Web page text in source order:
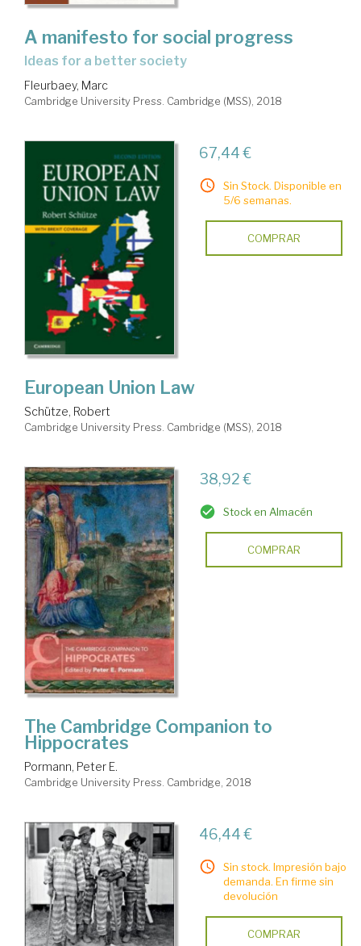
A manifesto for social progress
ideas for a better society
Fleurbaey, Marc
Cambridge University Press. Cambridge (MSS), 2018
67,44 €
Sin Stock. Disponible en
5/6 semanas.
COMPRAR
European Union Law
Schütze, Robert
Cambridge University Press. Cambridge (MSS), 2018
38,92 €
Stock en Almacén
COMPRAR
The Cambridge Companion to
Hippocrates
Pormann, Peter E.
Cambridge University Press. Cambridge, 2018
46,44 €
Sin stock. Impresión bajo
demanda. En firme sin
devolución
COMPRAR